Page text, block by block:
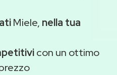
Miele, nella tua
con un ottimo